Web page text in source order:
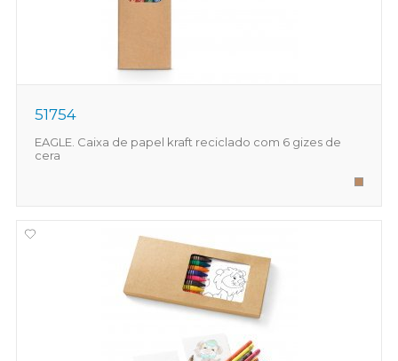
51754
EAGLE. Caixa de papel kraft reciclado com 6 gizes de
cera